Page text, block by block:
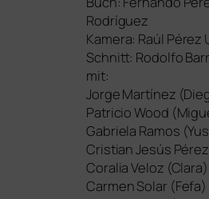
Rodríguez
Kamera: Raúl Pérez
Schnitt: Rodolfo
mit:
Jorge Martínez
Patricio Wood
Gabriela Ramos
Cristian Jesús
Coralia Veloz (Clara)
Carmen Solar (Fefa)